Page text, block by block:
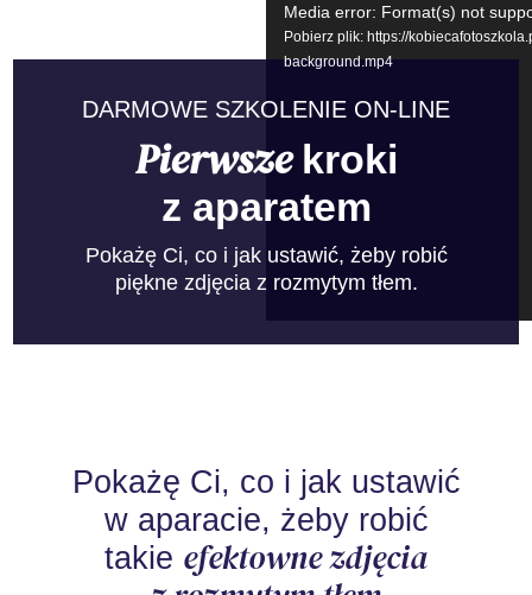
Media error: Format(s) not
Pobierz plik: https://
background.mp4
DARMOWE SZKOLENIE ON-LINE
Pierwsze kroki
z aparatem
Pokażę Ci, co i jak ustawić, żeby robić
piękne zdjęcia z rozmytym tłem.
Pokażę Ci, co i jak ustawić
w aparacie, żeby robić
takie efektowne zdjęcia